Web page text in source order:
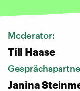
Moderator:
Till Haase
Janina